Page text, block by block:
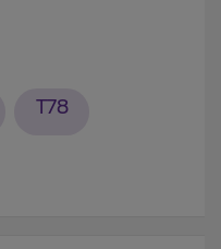
T78